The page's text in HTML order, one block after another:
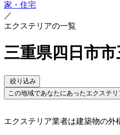
家・住宅
／
エクステリアの一覧
三重県四日市
絞り込み
この地域であなたにあったエクステ
エクステリア業者は建築物の外